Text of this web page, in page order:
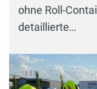
ohne Roll-
detaillierte…